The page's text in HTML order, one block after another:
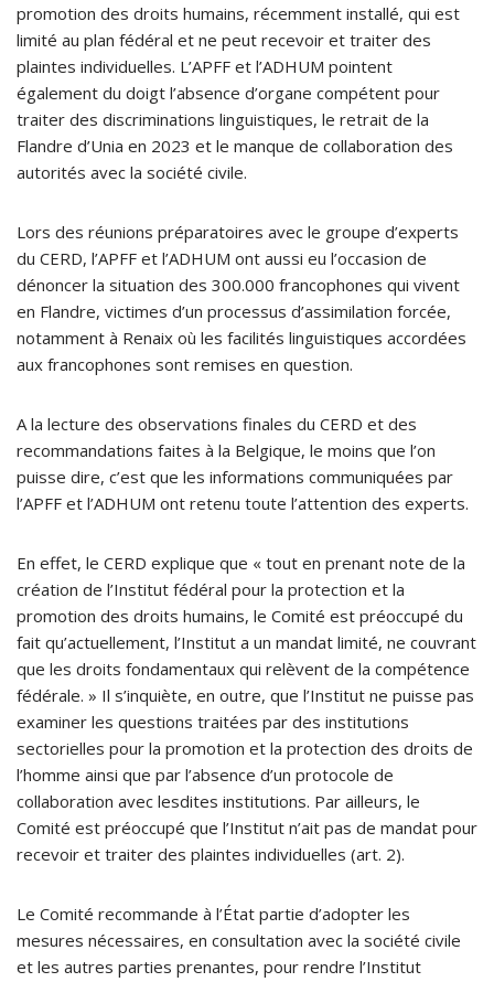
promotion des droits humains, récemment installé, qui est
limité au plan fédéral et ne peut recevoir et traiter des
plaintes individuelles. L’APFF et l’ADHUM pointent
également du doigt l’absence d’organe compétent pour
traiter des discriminations linguistiques, le retrait de la
Flandre d’Unia en 2023 et le manque de collaboration des
autorités avec la société civile.
Lors des réunions préparatoires avec le groupe d’experts
du CERD, l’APFF et l’ADHUM ont aussi eu l’occasion de
dénoncer la situation des 300.000 francophones qui vivent
en Flandre, victimes d’un processus d’assimilation forcée,
notamment à Renaix où les facilités linguistiques accordées
aux francophones sont remises en question.
A la lecture des observations finales du CERD et des
recommandations faites à la Belgique, le moins que l’on
puisse dire, c’est que les informations communiquées par
l’APFF et l’ADHUM ont retenu toute l’attention des experts.
En effet, le CERD explique que « tout en prenant note de la
création de l’Institut fédéral pour la protection et la
promotion des droits humains, le Comité est préoccupé du
fait qu’actuellement, l’Institut a un mandat limité, ne couvrant
que les droits fondamentaux qui relèvent de la compétence
fédérale. » Il s’inquiète, en outre, que l’Institut ne puisse pas
examiner les questions traitées par des institutions
sectorielles pour la promotion et la protection des droits de
l’homme ainsi que par l’absence d’un protocole de
collaboration avec lesdites institutions. Par ailleurs, le
Comité est préoccupé que l’Institut n’ait pas de mandat pour
recevoir et traiter des plaintes individuelles (art. 2).
Le Comité recommande à l’État partie d’adopter les
mesures nécessaires, en consultation avec la société civile
et les autres parties prenantes, pour rendre l’Institut